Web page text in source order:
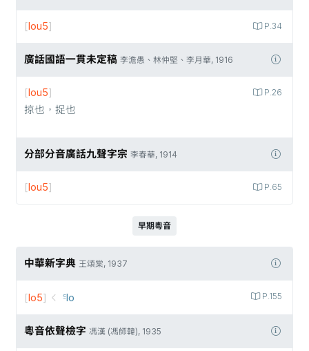
P.34
[lou5]
廣話國語一貫未定稿 李澹愚、林仲堅、李月華, 1916
P.26
[lou5]
掠也，捉也
分部分音廣話九聲字宗 李春華, 1914
P.65
[lou5]
早期粵音
中華新字典 王頌棠, 1937
P.155
[lo5] ꜃lo
粵音依聲檢字 馮漢 (馮師韓), 1935